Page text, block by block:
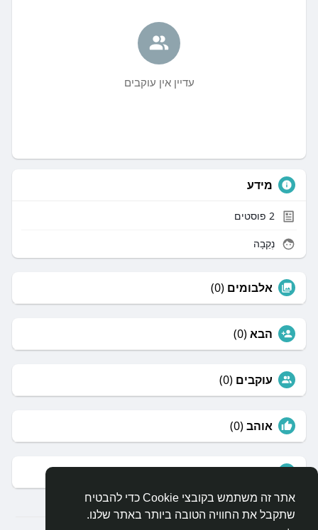
אתר זה משתמש בקובצי Cookie כדי להבטיח
שתקבל את החוויה הטובה ביותר באתר שלנו.
עדיין אין עוקבים
מידע
2פוסטים
נְקֵבָה
אלבומים (0)
הבא(0)
עוקבים (0)
אוהב(0)
קבוצות(0)